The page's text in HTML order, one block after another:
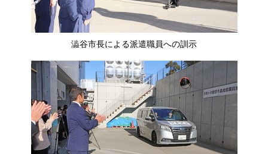
澁谷市長による派遣職員への訓示